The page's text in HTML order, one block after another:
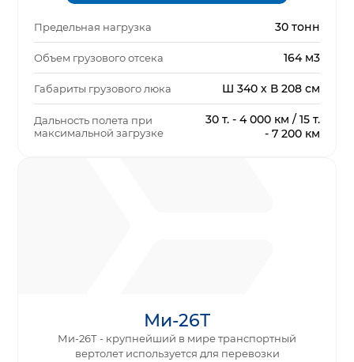
Предельная нагрузка 30 тонн
Объем грузового отсека 164 м3
Габариты грузового люка Ш 340 х В 208 см
Дальность полета при
максимальной загрузке
30 т. - 4 000 км / 15 т.
- 7 200 км
Ми-26Т
Ми-26Т - крупнейший в мире транспортный
вертолет используется для перевозки